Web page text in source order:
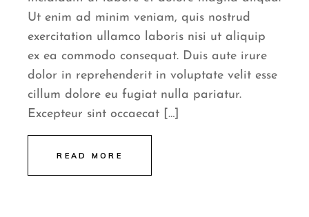
Ut enim ad minim veniam, quis nostrud
exercitation ullamco laboris nisi ut aliquip
ex ea commodo consequat. Duis aute irure
dolor in reprehenderit in voluptate velit esse
cillum dolore eu fugiat nulla pariatur.
Excepteur sint occaecat […]
READ MORE